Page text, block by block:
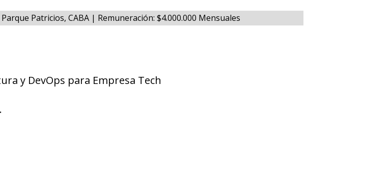
Patricios, CABA | Remuneración: $4.000.000 Mensuales
y DevOps para Empresa Tech